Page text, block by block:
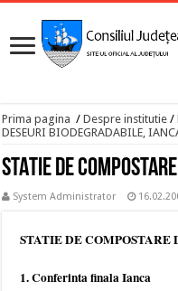
Prima pagina / Despre institutie /
DESEURI BIODEGRADABILE,
STATIE DE
System Administrator
STATIE DE
1. Conferinta finala Ianca